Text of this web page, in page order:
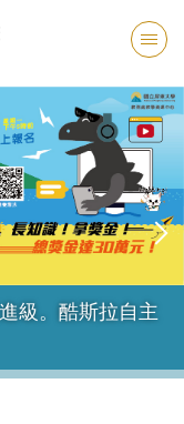
級。酷斯拉自主